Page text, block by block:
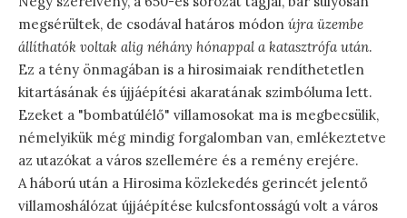
megsérültek, de csodával határos módon újra üzembe
állíthatók voltak alig néhány hónappal a katasztrófa után.
Ez a tény önmagában is a hirosimaiak rendíthetetlen
kitartásának és újjáépítési akaratának szimbóluma lett.
Ezeket a "bombatúlélő" villamosokat ma is megbecsülik,
némelyikük még mindig forgalomban van, emlékeztetve
az utazókat a város szellemére és a remény erejére.
A háború után a Hirosima közlekedés gerincét jelentő
villamoshálózat újjáépítése kulcsfontosságú volt a város